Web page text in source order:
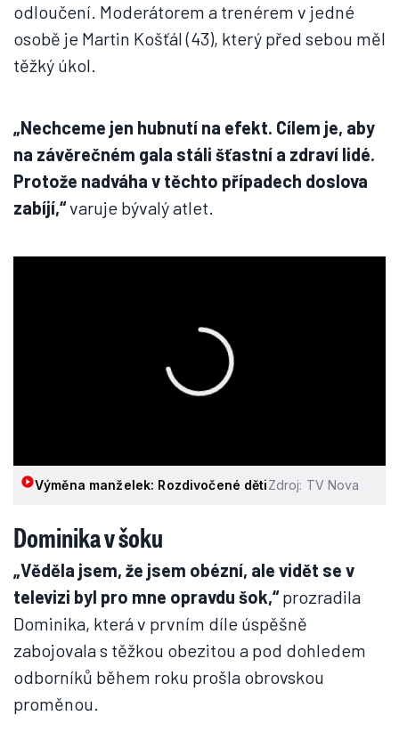
odloučení. Moderátorem a trenérem v jedné
osobě je Martin Košťál (43), který před sebou měl
těžký úkol.
„Nechceme jen hubnutí na efekt. Cílem je, aby
na závěrečném gala stáli šťastní a zdraví lidé.
Protože nadváha v těchto případech doslova
zabíjí,“varuje bývalý atlet.
Výměna manželek: Rozdivočené dětiZdroj: TV Nova
Dominika v šoku
„Věděla jsem, že jsem obézní, ale vidět se v
televizi byl pro mne opravdu šok,“prozradila
Dominika, která v prvním díle úspěšně
zabojovala s těžkou obezitou a pod dohledem
odborníků během roku prošla obrovskou
proměnou.